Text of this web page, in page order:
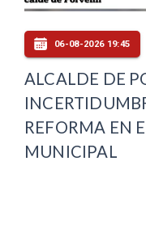
06-08-2026 19:45
ALCALDE DE
REFORMA EN
MUNICIPAL